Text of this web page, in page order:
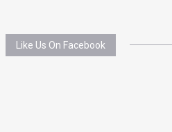
Like Us On Facebook